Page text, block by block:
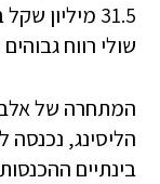
שולי רווח
הליסינג, נכנסה